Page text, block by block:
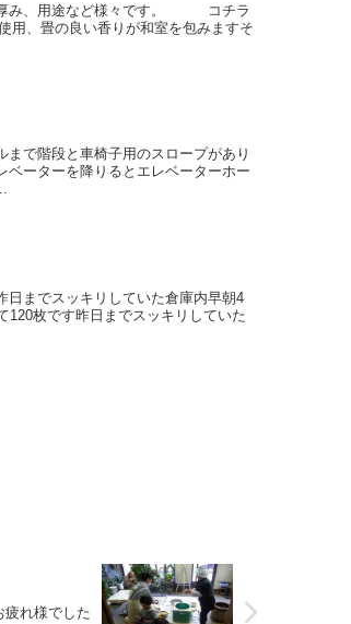
厚み、用途など様々です。 コチラ
用、畳の良い香りが和室を包みますそ
で階段と車椅子用のスロープがあり
ベーターを降りるとエレベーターホー
日までスッキリしていた倉庫内早朝4
120枚です昨日までスッキリしていた
疲れ様でした